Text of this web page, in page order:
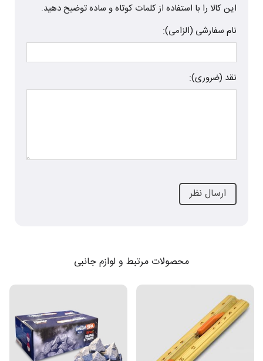
این کالا را با استفاده از کلمات کوتاه و ساده توضیح دهید.
نام سفارشی (الزامی):
نقد (ضروری):
محصولات مرتبط و لوازم جانبی